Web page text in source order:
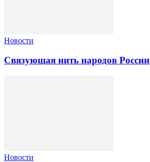
Новости
Связующая нить народов России
Новости